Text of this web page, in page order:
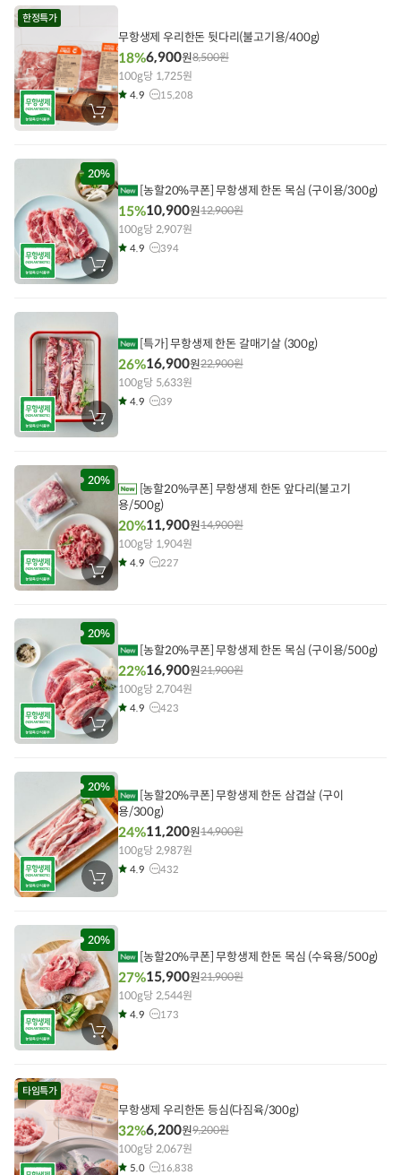
에
한정특가
장
바
에
담
기
무항생제 우리한돈 뒷다리(불고기용/400g)
18%6,900원8,500원
100g당 1,725원
4.9 15,208
20%
장
바
에
기
[농할20%쿠폰] 무항생제 한돈 목심 (구이용/300g)
15%10,900원12,900원
100g당 2,907원
4.9 394
장
바
에
담
기
[특가] 무항생제 한돈 갈매기살 (300g)
26%16,900원22,900원
100g당 5,633원
4.9 39
20%
장
바
에
담
기
[농할20%쿠폰] 무항생제 한돈 앞다리(불고기
용/500g)
20%11,900원14,900원
100g당 1,904원
4.9 227
20%
장
바
에
담
기
[농할20%쿠폰] 무항생제 한돈 목심 (구이용/500g)
22%16,900원21,900원
100g당 2,704원
4.9 423
20%
장
바
에
담
기
[농할20%쿠폰] 무항생제 한돈 삼겹살 (구이
용/300g)
24%11,200원14,900원
100g당 2,987원
4.9 432
20%
장
바
에
담
기
[농할20%쿠폰] 무항생제 한돈 목심 (수육용/500g)
27%15,900원21,900원
100g당 2,544원
4.9 173
타임특가
무항생제 우리한돈 등심(다짐육/300g)
32%6,200원9,200원
100g당 2,067원
5.0 16,838